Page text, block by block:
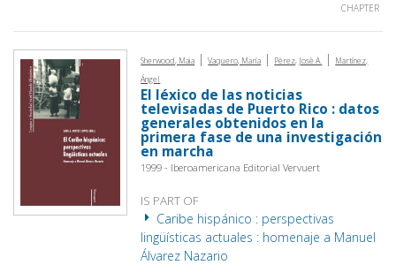
CHAPTER
Sherwood, Maia | Vaquero, María | Pèrez, Josè A. |
Martínez,
Ángel
El Iéxico de las noticias
televisadas de Puerto Rico : datos
generales obtenidos en la
primera fase de una investigación
en marcha
1999 - Iberoamericana Editorial Vervuert
IS PART OF
Caribe hispánico : perspectivas
lingüísticas actuales : homenaje a Manuel
Álvarez Nazario